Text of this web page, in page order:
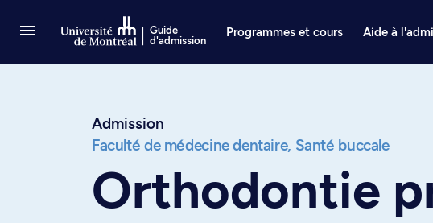
Guide
d'admission
Programmes et cours Aide à
Admission
Faculté de médecine dentaire, Santé buccale
Orthodontie